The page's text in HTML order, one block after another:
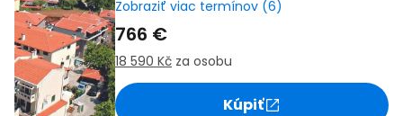
Zobraziť viac termínov (6)
766 €
18 590 Kč za osobu
Kúpiť